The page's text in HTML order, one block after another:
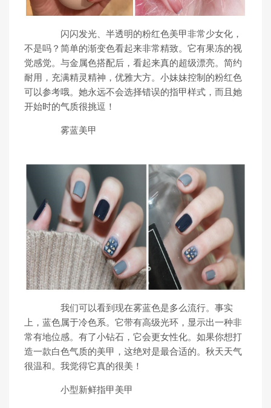
闪闪发光、半透明的粉红色美甲非常少女化，
不是吗？简单的渐变色看起来非常精致。它有果冻的视
觉感觉。与金属色搭配后，看起来真的超级漂亮。简约
耐用，充满精灵精神，优雅大方。小妹妹控制的粉红色
可以参考哦。她永远不会选择错误的指甲样式，而且她
开始时的气质很挑逗！
雾蓝美甲
我们可以看到现在雾蓝色是多么流行。事实
上，蓝色属于冷色系。它带有高级光环，显示出一种非
常有地位感。有了小钻石，它会更女性化。如果你想打
造一款白色气质的美甲，这绝对是最合适的。秋天天气
很温和。我觉得它真的很美！
小型新鲜指甲美甲